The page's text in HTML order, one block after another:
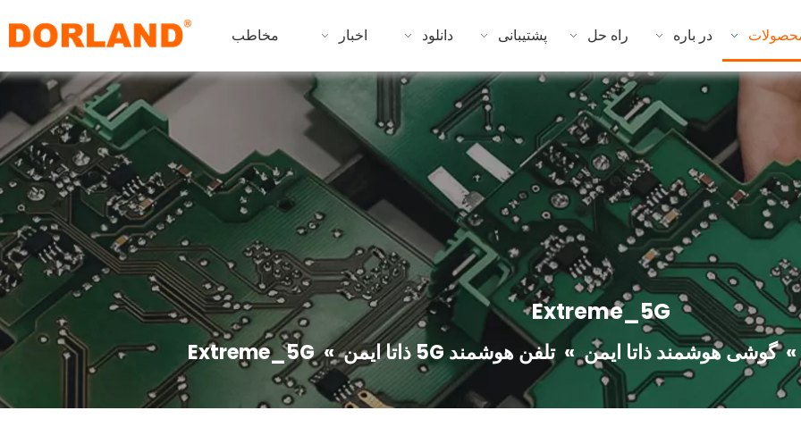
در باره راه حل پشتیبانی دانلود اخبار مخاطب
Extreme_5G
»گوشی هوشمند ذاتا ایمن » تلفن هوشمند 5G ذاتا ایمن »
Extreme_5G